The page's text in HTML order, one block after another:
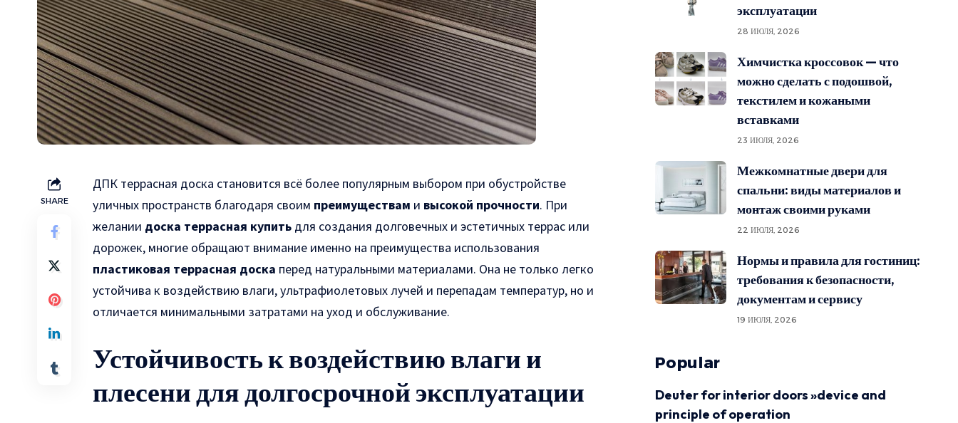
SHARE
ДПК террасная доска становится всё более популярным выбором при обустройстве
уличных пространств благодаря своим преимуществам и высокой прочности. При
желании доска террасная купить для создания долговечных и эстетичных террас или
дорожек, многие обращают внимание именно на преимущества использования
пластиковая террасная доска перед натуральными материалами. Она не только легко
устойчива к воздействию влаги, ультрафиолетовых лучей и перепадам температур, но и
отличается минимальными затратами на уход и обслуживание.
Устойчивость к воздействию влаги и
плесени для долгосрочной эксплуатации
эксплуатации
28 ИЮЛЯ, 2026
Химчистка кроссовок — что
можно сделать с подошвой,
текстилем и кожаными
вставками
23 ИЮЛЯ, 2026
Межкомнатные двери для
спальни: виды материалов и
монтаж своими руками
22 ИЮЛЯ, 2026
Нормы и правила для гостиниц:
требования к безопасности,
документам и сервису
19 ИЮЛЯ, 2026
Popular
Deuter for interior doors »device and
principle of operation